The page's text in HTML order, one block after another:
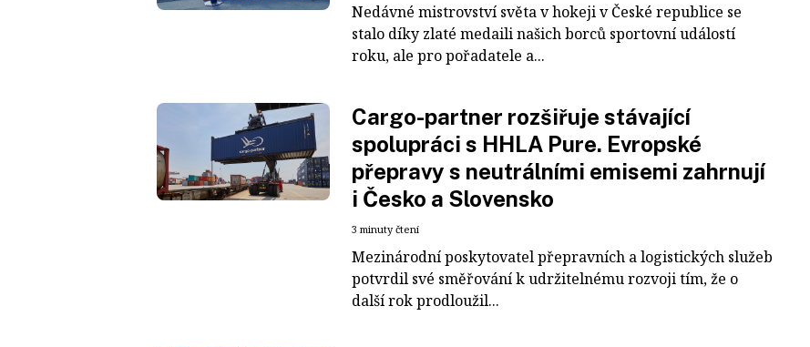
Nedávné mistrovství světa v hokeji v České republice se
stalo díky zlaté medaili našich borců sportovní událostí
roku, ale pro pořadatele a...
Cargo-partner rozšiřuje stávající
spolupráci s HHLA Pure. Evropské
přepravy s neutrálními emisemi zahrnují
i Česko a Slovensko
3 minuty čtení
Mezinárodní poskytovatel přepravních a logistických služeb
potvrdil své směřování k udržitelnému rozvoji tím, že o
další rok prodloužil...